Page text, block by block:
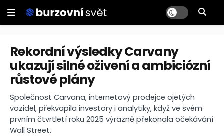
Rekordní výsledky Carvany
ukazují silné oživení a ambiciózní
růstové plány
Společnost Carvana, internetový prodejce ojetých
vozidel, překvapila investory i analytiky, když ve svém
prvním čtvrtletí roku 2025 výrazně překonala očekávání
Wall Street.